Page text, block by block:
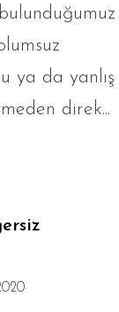
ya da yanlış
direk...